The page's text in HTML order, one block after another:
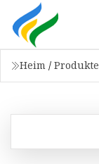
Heim / Produkte